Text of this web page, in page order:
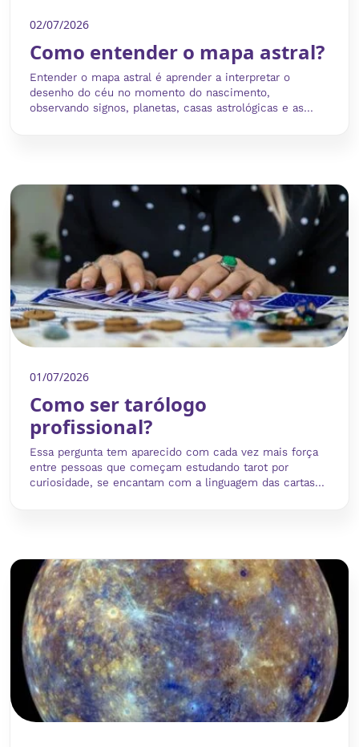
02/07/2026
Como entender o mapa astral?
Entender o mapa astral é aprender a interpretar o
desenho do céu no momento do nascimento,
observando signos, planetas, casas astrológicas e as...
01/07/2026
Como ser tarólogo
profissional?
Essa pergunta tem aparecido com cada vez mais força
entre pessoas que começam estudando tarot por
curiosidade, se encantam com a linguagem das cartas...